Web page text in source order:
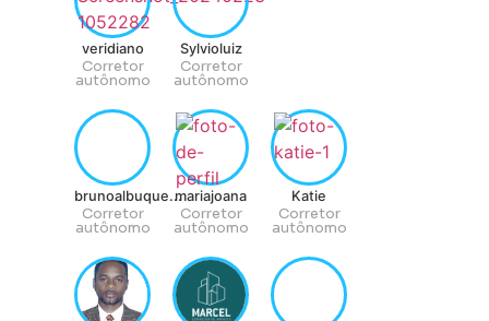
veridiano
Corretor
autônomo
Sylvioluiz
Corretor
autônomo
brunoalbuque...
Corretor
autônomo
mariajoana
Corretor
autônomo
Katie
Corretor
autônomo